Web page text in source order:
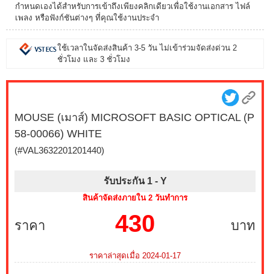
กำหนดเองได้สำหรับการเข้าถึงเพียงคลิกเดียวเพื่อใช้งานเอกสาร ไฟล์
เพลง หรือฟังก์ชันต่างๆ ที่คุณใช้งานประจำ
ใช้เวลาในจัดส่งสินค้า 3-5 วัน ไม่เข้าร่วมจัดส่งด่วน 2
ชั่วโมง และ 3 ชั่วโมง
MOUSE (เมาส์) MICROSOFT BASIC OPTICAL (P
58-00066) WHITE
(#VAL3632201201440)
รับประกัน 1 - Y
สินค้าจัดส่งภายใน 2 วันทำการ
ราคา บาท
430
ราคาล่าสุดเมื่อ 2024-01-17